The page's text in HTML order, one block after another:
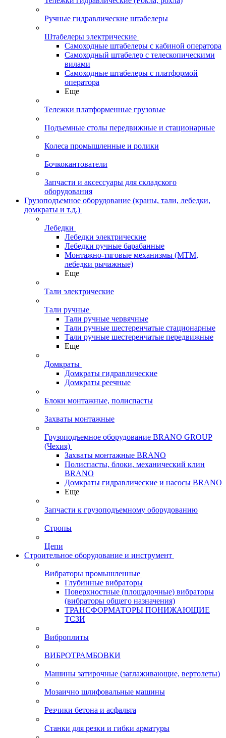
Ручные гидравлические штабелеры
Штабелеры электрические
Самоходные штабелеры с кабиной оператора
Самоходный штабелер с телескопическими
вилами
Самоходные штабелеры с платформой
оператора
Еще
Тележки платформенные грузовые
Подъемные столы передвижные и стационарные
Колеса промышленные и ролики
Бочкокантователи
Запчасти и аксессуары для складского
оборудования
Грузоподъемное оборудование (краны, тали, лебедки,
домкраты и т.д.)
Лебедки
Лебедки электрические
Лебедки ручные барабанные
Монтажно-тяговые механизмы (МТМ,
лебедки рычажные)
Еще
Тали электрические
Тали ручные
Тали ручные червячные
Тали ручные шестеренчатые стационарные
Тали ручные шестеренчатые передвижные
Еще
Домкраты
Домкраты гидравлические
Домкраты реечные
Блоки монтажные, полиспасты
Захваты монтажные
Грузоподъемное оборудование BRANO GROUP
(Чехия)
Захваты монтажные BRANO
Полиспасты, блоки, механический клин
BRANO
Домкраты гидравлические и насосы BRANO
Еще
Запчасти к грузоподъемному оборудованию
Стропы
Цепи
Строительное оборудование и инструмент
Вибраторы промышленные
Глубинные вибраторы
Поверхностные (площадочные) вибраторы
(вибраторы общего назначения)
ТРАНСФОРМАТОРЫ ПОНИЖАЮЩИЕ
ТСЗИ
Виброплиты
ВИБРОТРАМБОВКИ
Машины затирочные (заглаживающие, вертолеты)
Мозаично шлифовальные машины
Резчики бетона и асфальта
Станки для резки и гибки арматуры